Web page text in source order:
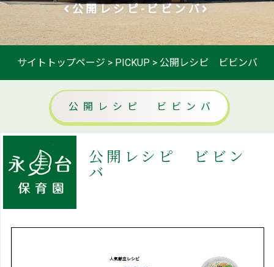
公開レシピ-ビビンバ
サイトトップページ > PICKUP > 公開レシピ ビビンバ
公開レシピ ビビンバ
公開レシピ ビビン
バ